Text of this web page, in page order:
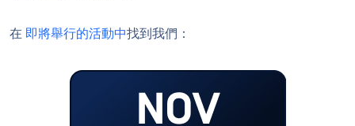
在 即將舉行的活動中找到我們：